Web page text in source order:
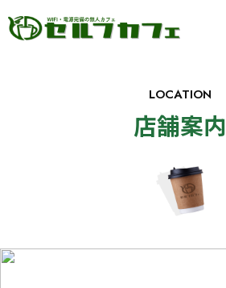
LOCATION
店舗案内